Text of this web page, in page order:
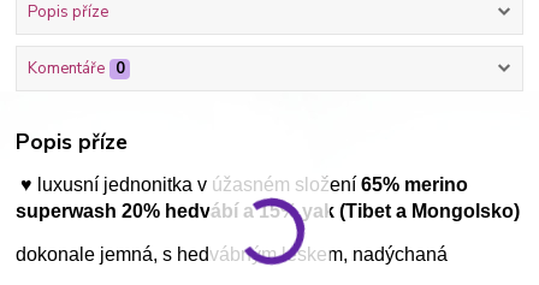
Popis příze
Komentáře 0
Popis příze
♥ luxusní jednonitka v úžasném složení65% merino
superwash 20% hedvábí a 15% yak (Tibet a Mongolsko)
dokonale jemná, s hedvábným leskem, nadýchaná